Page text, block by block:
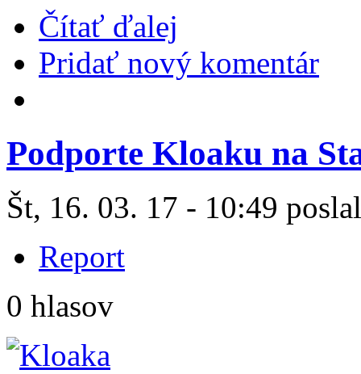
Čítať ďalej
Pridať nový komentár
Podporte Kloaku na
Št, 16. 03. 17 - 10:49
Report
0 hlasov